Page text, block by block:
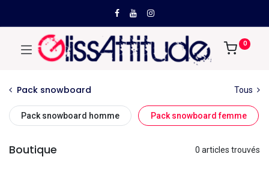
0
Pack snowboard Tous
Pack snowboard homme Pack snowboard femme
Boutique 0 articles trouvés